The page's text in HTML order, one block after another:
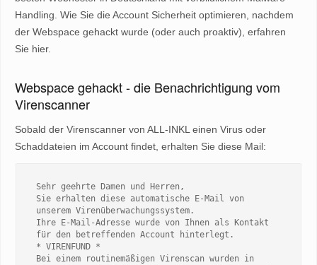
Handling. Wie Sie die Account Sicherheit optimieren, nachdem
der Webspace gehackt wurde (oder auch proaktiv), erfahren
Sie hier.
Webspace gehackt - die Benachrichtigung vom
Virenscanner
Sobald der Virenscanner von ALL-INKL einen Virus oder
Schaddateien im Account findet, erhalten Sie diese Mail:
Sehr geehrte Damen und Herren,
Sie erhalten diese automatische E-Mail von
unserem Virenüberwachungssystem.
Ihre E-Mail-Adresse wurde von Ihnen als Kontakt
für den betreffenden Account hinterlegt.
* VIRENFUND *
Bei einem routinemäßigen Virenscan wurden in